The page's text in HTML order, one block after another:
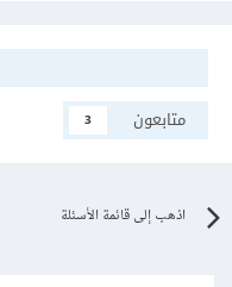
متابعون
3
اذهب إلى قائمة الأسئلة